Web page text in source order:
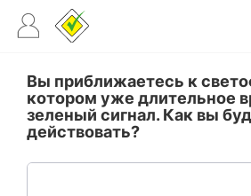
Вы приближаетесь к
котором уже длительное
зеленый сигнал. Как вы
действовать?